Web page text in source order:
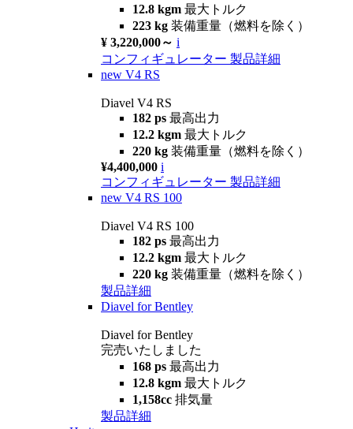
12.8 kgm 最大トルク
223 kg 装備重量（燃料を除く）
¥ 3,220,000～ i
コンフィギュレーター 製品詳細
new V4 RS
Diavel V4 RS
182 ps 最高出力
12.2 kgm 最大トルク
220 kg 装備重量（燃料を除く）
¥4,400,000 i
コンフィギュレーター 製品詳細
new V4 RS 100
Diavel V4 RS 100
182 ps 最高出力
12.2 kgm 最大トルク
220 kg 装備重量（燃料を除く）
製品詳細
Diavel for Bentley
Diavel for Bentley
完売いたしました
168 ps 最高出力
12.8 kgm 最大トルク
1,158cc 排気量
製品詳細